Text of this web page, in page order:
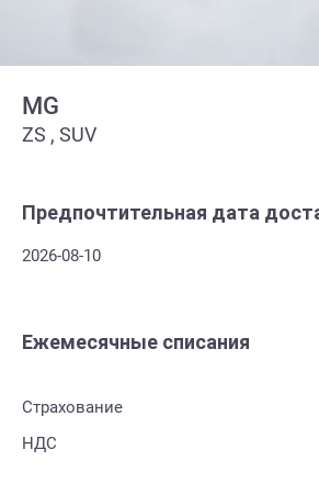
MG
ZS , SUV
Предпочтительная дата
2026-08-10
Ежемесячные списания
Страхование
НДС